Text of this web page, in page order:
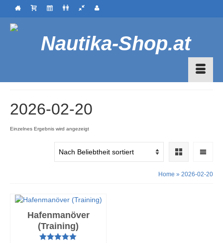
2026-02-20
Einzelnes Ergebnis wird angezeigt
Home » 2026-02-20
Hafenmanöver
(Training)